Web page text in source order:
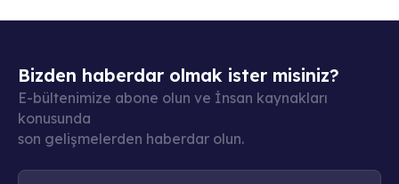
Bizden haberdar olmak ister misiniz?
E-bültenimize abone olun ve İnsan kaynakları
konusunda
son gelişmelerden haberdar olun.